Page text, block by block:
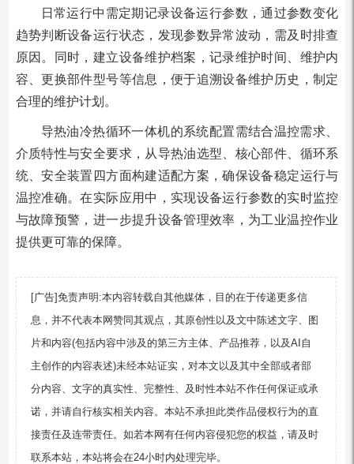
日常运行中需定期记录设备运行参数，通过参数变化
趋势判断设备运行状态，发现参数异常波动，需及时排查
原因。同时，建立设备维护档案，记录维护时间、维护内
容、更换部件型号等信息，便于追溯设备维护历史，制定
合理的维护计划。
导热油冷热循环一体机的系统配置需结合温控需求、
介质特性与安全要求，从导热油选型、核心部件、循环系
统、安全装置四方面构建适配方案，确保设备稳定运行与
温控准确。在实际应用中，实现设备运行参数的实时监控
与故障预警，进一步提升设备管理效率，为工业温控作业
提供更可靠的保障。
[广告]免责声明:本内容转载自其他媒体，目的在于传递更多信
息，并不代表本网赞同其观点，其原创性以及文中陈述文字、图
片和内容(包括内容中涉及的第三方主体、产品推荐，以及AI自
主创作的内容表述)未经本站证实，对本文以及其中全部或者部
分内容、文字的真实性、完整性、及时性本站不作任何保证或承
诺，并请自行核实相关内容。本站不承担此类作品侵权行为的直
接责任及连带责任。如若本网有任何内容侵犯您的权益，请及时
联系本站，本站将会在24小时内处理完毕。